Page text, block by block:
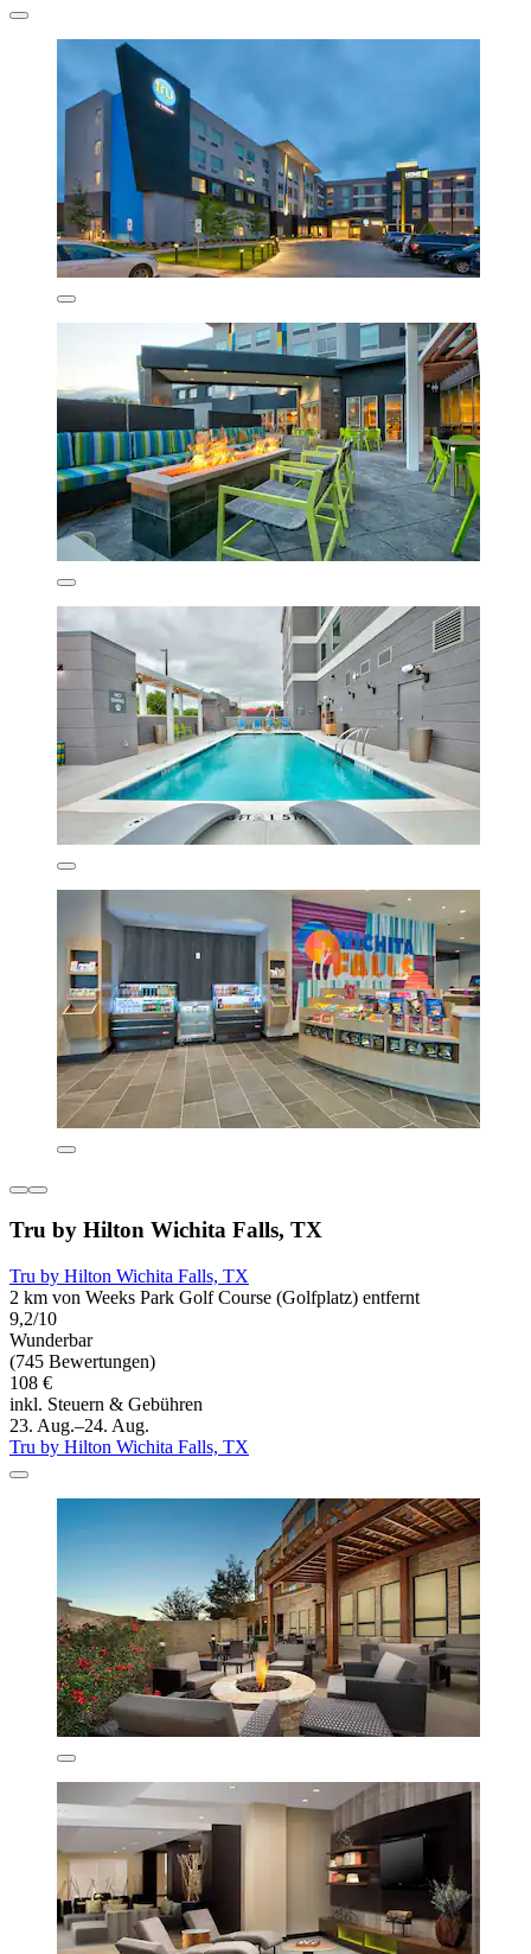
Tru by Hilton Wichita Falls, TX
Tru by Hilton Wichita Falls, TX
2 km von Weeks Park Golf Course (Golfplatz) entfernt
9,2/10
Wunderbar
(745 Bewertungen)
108 €
inkl. Steuern & Gebühren
23. Aug.–24. Aug.
Tru by Hilton Wichita Falls, TX